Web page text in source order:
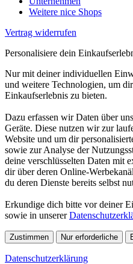
Weitere nice Shops
Vertrag widerrufen
Personalisiere dein
Nur mit deiner individuellen
und weitere Technologien, um
Einkaufserlebnis zu bieten.
Dazu erfassen wir Daten über
Geräte. Diese nutzen wir zur
Website und um dir
sowie zur Analyse der
deine verschlüsselten Daten mit
dir über deren Online-
du deren Dienste bereits selbst
Erkundige dich bitte vor deiner
sowie in unserer
Zustimmen Nur erforderliche
Datenschutzerklärung